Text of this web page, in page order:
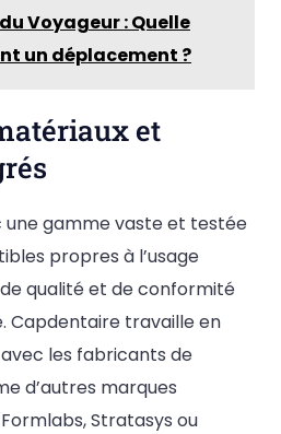
Voyageur : Quelle
un déplacement ?
et
gamme vaste et testée
propres à l’usage
qualité et de conformité
Capdentaire travaille en
les fabricants de
d’autres marques
Stratasys ou